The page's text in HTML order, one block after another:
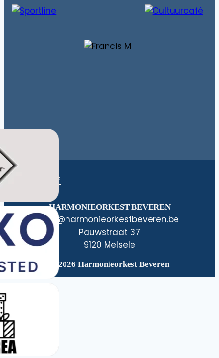
HARMONIEORKEST BEVEREN
eb.nerevebtsekroeinomrah
@ofni
Pauwstraat 37
9120 Melsele
Nieuwsbrief
© 2026 Harmonieorkest Beveren